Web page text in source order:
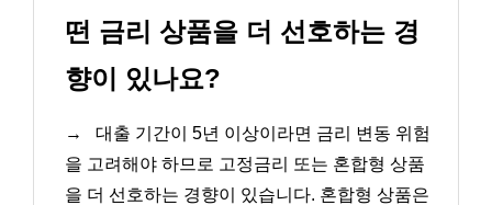
떤 금리 상품을 더 선호하는 경
향이 있나요?
→
대출 기간이 5년 이상이라면 금리 변동 위험
을 고려해야 하므로 고정금리 또는 혼합형 상품
을 더 선호하는 경향이 있습니다. 혼합형 상품은